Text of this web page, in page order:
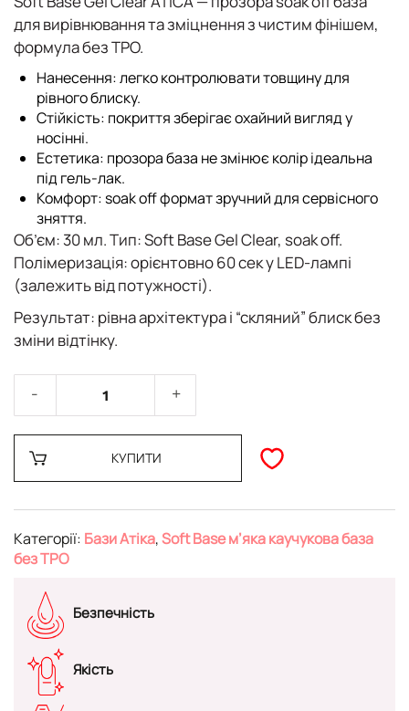
длявирівнюваннята зміцнення з чистим фінішем,
формулабез TPO.
Нанесення: легко контролювати товщину для
рівного блиску.
Стійкість: покриття зберігає охайний вигляд у
носінні.
Естетика: прозора база не змінює колір ідеальна
під гель-лак.
Комфорт: soak off формат зручний для сервісного
зняття.
Об’єм:30 мл.Тип:Soft Base Gel Clear, soak off.
Полімеризація:орієнтовно 60 сек у LED-лампі
(залежить від потужності).
Результат: рівна архітектура і “скляний” блиск без
зміни відтінку.
КУПИТИ
Категорії: Бази Атіка,Soft Base м’яка каучукова база
без TPO
Безпечність
Якість